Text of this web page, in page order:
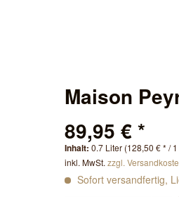
Maison
89,95 € *
Inhalt: 0.7 Liter (128,50 € * /
inkl. MwSt. zzgl.
Sofort versandfertig,